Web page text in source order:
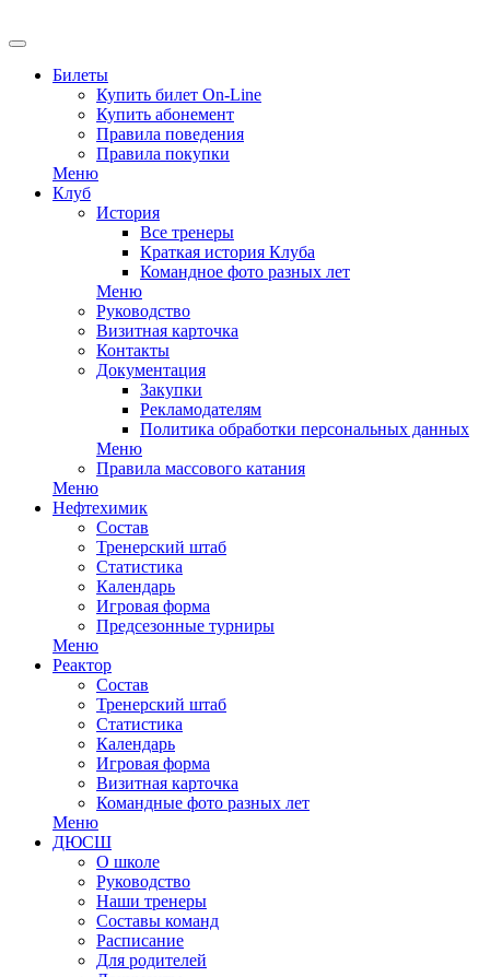
Билеты
Купить билет On-Line
Купить абонемент
Правила поведения
Правила покупки
Меню
Клуб
История
Все тренеры
Краткая история Клуба
Командное фото разных лет
Меню
Руководство
Визитная карточка
Контакты
Документация
Закупки
Рекламодателям
Политика обработки персональных данных
Меню
Правила массового катания
Меню
Нефтехимик
Состав
Тренерский штаб
Статистика
Календарь
Игровая форма
Предсезонные турниры
Меню
Реактор
Состав
Тренерский штаб
Статистика
Календарь
Игровая форма
Визитная карточка
Командные фото разных лет
Меню
ДЮСШ
О школе
Руководство
Наши тренеры
Составы команд
Расписание
Для родителей